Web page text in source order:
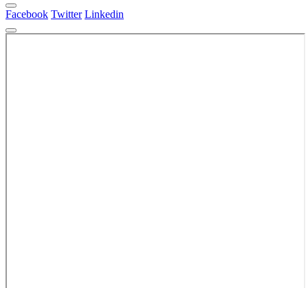
Facebook Twitter Linkedin